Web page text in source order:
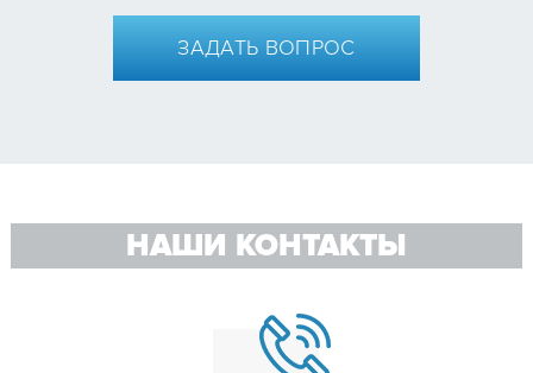
ЗАДАТЬ ВОПРОС
НАШИ КОНТАКТЫ